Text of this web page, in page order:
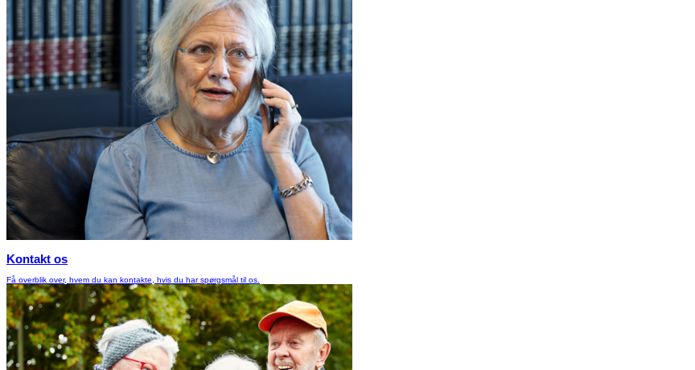
Kontakt os
Få overblik over, hvem du kan kontakte, hvis du har spørgsmål til os.